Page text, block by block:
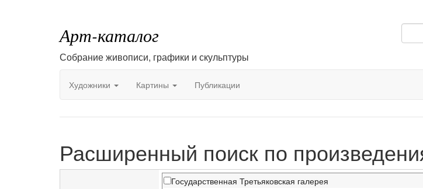
Арт-каталог
Собрание живописи, графики и скульптуры
Художники Картины Публикации
Расширенный поиск по
Государственная Третьяковская галерея